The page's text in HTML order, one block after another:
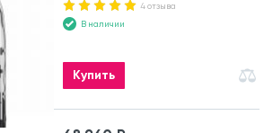
4 отзыва
В наличии
Купить